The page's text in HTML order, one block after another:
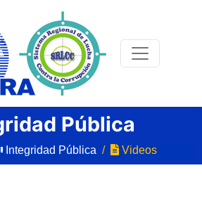
Pública
Integridad Pública Videos